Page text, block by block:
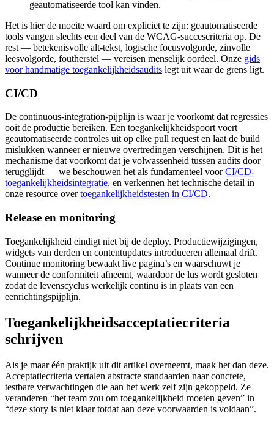
geautomatiseerde tool kan vinden.
Het is hier de moeite waard om expliciet te zijn: geautomatiseerde
tools vangen slechts een deel van de WCAG-succescriteria op. De
rest — betekenisvolle alt-tekst, logische focusvolgorde, zinvolle
leesvolgorde, foutherstel — vereisen menselijk oordeel. Onze gids
voor handmatige toegankelijkheidsaudits legt uit waar de grens ligt.
CI/CD
De continuous-integration-pijplijn is waar je voorkomt dat regressies
ooit de productie bereiken. Een toegankelijkheidspoort voert
geautomatiseerde controles uit op elke pull request en laat de build
mislukken wanneer er nieuwe overtredingen verschijnen. Dit is het
mechanisme dat voorkomt dat je volwassenheid tussen audits door
terugglijdt — we beschouwen het als fundamenteel voorCI/CD-
toegankelijkheidsintegratie, en verkennen het technische detail in
onze resource overtoegankelijkheidstesten in CI/CD.
Release en monitoring
Toegankelijkheid eindigt niet bij de deploy. Productiewijzigingen,
widgets van derden en contentupdates introduceren allemaal drift.
Continue monitoring bewaakt live pagina’s en waarschuwt je
wanneer de conformiteit afneemt, waardoor de lus wordt gesloten
zodat de levenscyclus werkelijk continu is in plaats van een
eenrichtingspijplijn.
Toegankelijkheidsacceptatiecriteria
schrijven
Als je maar één praktijk uit dit artikel overneemt, maak het dan deze.
Acceptatiecriteria vertalen abstracte standaarden naar concrete,
testbare verwachtingen die aan het werk zelf zijn gekoppeld. Ze
veranderen “het team zou om toegankelijkheid moeten geven” in
“deze story is niet klaar totdat aan deze voorwaarden is voldaan”.